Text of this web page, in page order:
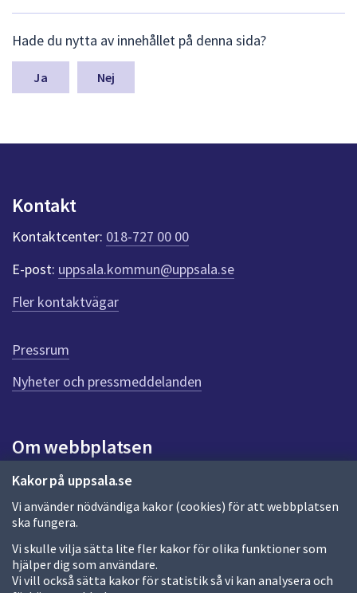
Kakor på uppsala.se
Vi använder nödvändiga kakor (cookies) för att webbplatsen
ska fungera.
Vi skulle vilja sätta lite fler kakor för olika funktioner som
hjälper dig som användare.
Vi vill också sätta kakor för statistik så vi kan analysera och
ä
m
a
n
k
t
e
r
f
ö
r
e
n
n
a
d
a
Hade du nytta av innehållet på denna sida?
Nej
Kontakt
Kontaktcenter: 018-727 00 00
E-post: uppsala.kommun@uppsala.se
Fler kontaktvägar
Pressrum
Nyheter och pressmeddelanden
Om webbplatsen
Om webbplatsen
Allmänna handlingar och diarium
Behandling av personuppgifter
Kakor